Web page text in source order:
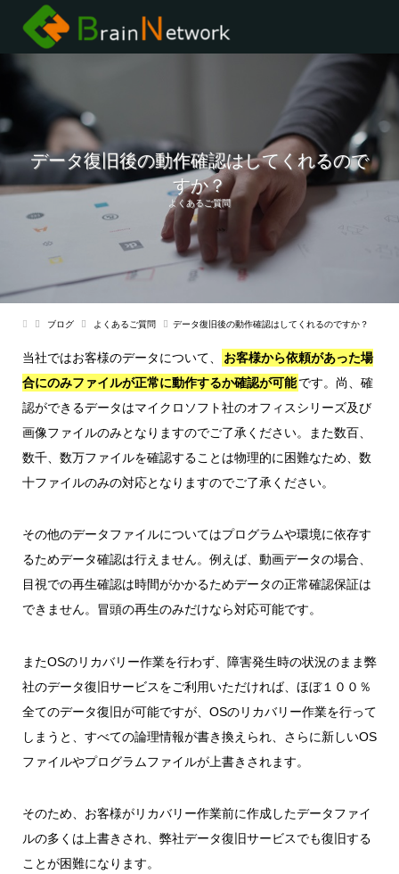
データ復旧後の動作確認はしてくれるので
すか？
よくあるご質問
ブログ よくあるご質問 データ復旧後の動作確認はしてくれるのですか？
当社ではお客様のデータについて、
お客様から依頼があった場
合にのみファイルが正常に動作するか確認が可能です。尚、確
認ができるデータはマイクロソフト社のオフィスシリーズ及び
画像ファイルのみとなりますのでご了承ください。また数百、
数千、数万ファイルを確認することは物理的に困難なため、数
十ファイルのみの対応となりますのでご了承ください。
その他のデータファイルについてはプログラムや環境に依存す
るためデータ確認は行えません。例えば、動画データの場合、
目視での再生確認は時間がかかるためデータの正常確認保証は
できません。冒頭の再生のみだけなら対応可能です。
またOSのリカバリー作業を行わず、障害発生時の状況のまま弊
社のデータ復旧サービスをご利用いただければ、ほぼ１００％
全てのデータ復旧が可能ですが、OSのリカバリー作業を行って
しまうと、すべての論理情報が書き換えられ、さらに新しいOS
ファイルやプログラムファイルが上書きされます。
そのため、お客様がリカバリー作業前に作成したデータファイ
ルの多くは上書きされ、弊社データ復旧サービスでも復旧する
ことが困難になります。